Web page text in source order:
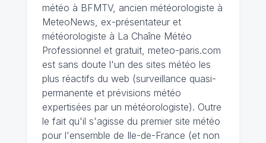
météo à BFMTV, ancien météorologiste à
MeteoNews, ex-présentateur et
météorologiste à La Chaîne Météo
Professionnel et gratuit, meteo-paris.com
est sans doute l'un des sites météo les
plus réactifs du web (surveillance quasi-
permanente et prévisions météo
expertisées par un météorologiste). Outre
le fait qu'il s'agisse du premier site météo
pour l'ensemble de Ile-de-France (et non